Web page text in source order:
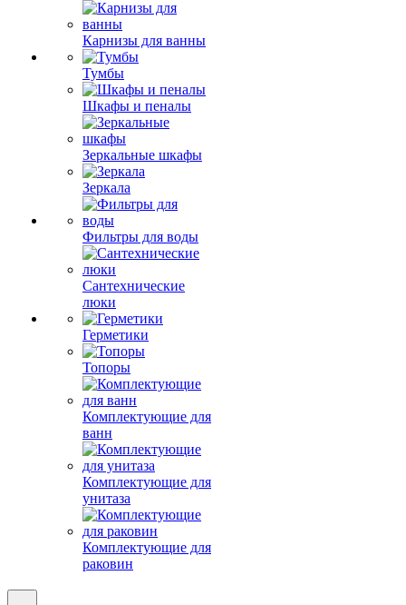
Карнизы для ванны
Тумбы
Шкафы и пеналы
Зеркальные шкафы
Зеркала
Фильтры для воды
Сантехнические
люки
Герметики
Топоры
Комплектующие для
ванн
Комплектующие для
унитаза
Комплектующие для
раковин